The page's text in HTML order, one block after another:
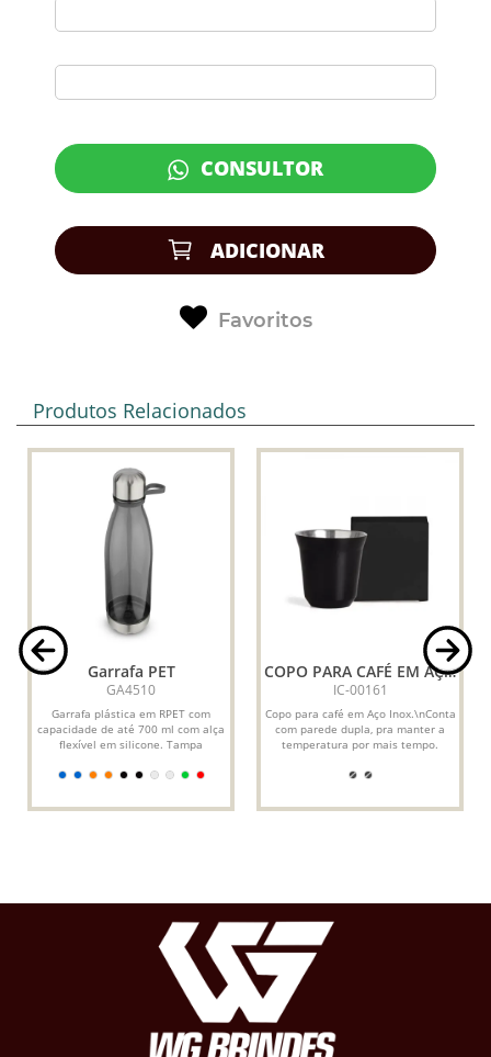
CONSULTOR
ADICIONAR
Favoritos
Produtos Relacionados
Garrafa PET
GA4510
Garrafa plástica em RPET com
capacidade de até 700 ml com alça
flexível em silicone. Tampa
COPO PARA CAFÉ EM AÇO
INOX - PRETO - 60ML
IC-00161
Copo para café em Aço Inox.\nConta
com parede dupla, pra manter a
temperatura por mais tempo.